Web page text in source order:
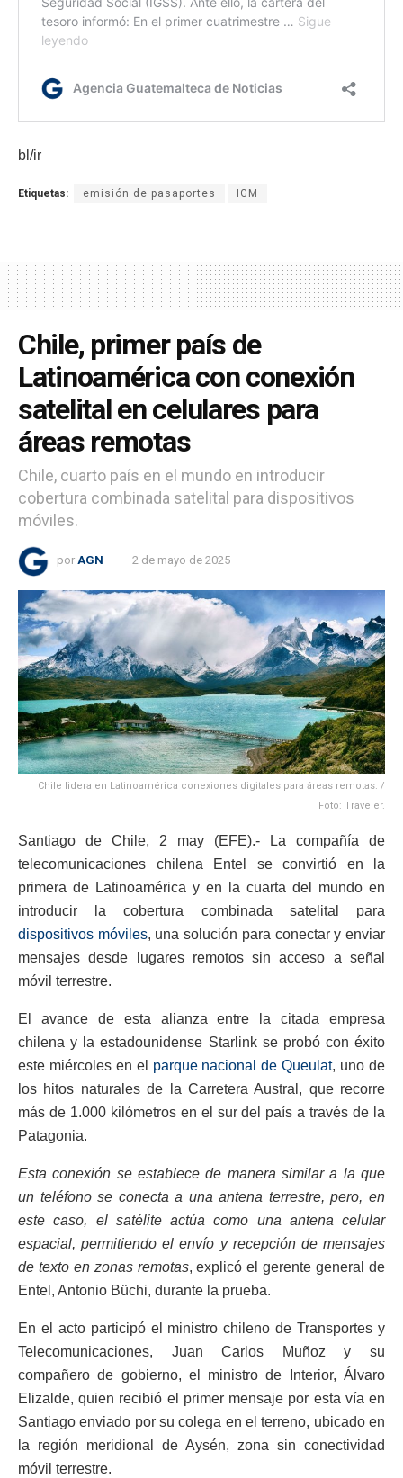
bl/ir
Etiquetas: emisión de pasaportes IGM
Chile, primer país de
Latinoamérica con conexión
satelital en celulares para
áreas remotas
Chile, cuarto país en el mundo en introducir
cobertura combinada satelital para dispositivos
móviles.
por AGN 2 de mayo de 2025
Chile lidera en Latinoamérica conexiones digitales para áreas remotas. /
Foto: Traveler.
Santiago de Chile, 2 may (EFE).- La compañía de
telecomunicaciones chilena Entel se convirtió en la
primera de Latinoamérica y en la cuarta del mundo en
introducir la cobertura combinada satelital para
dispositivos móviles, una solución para conectar y enviar
mensajes desde lugares remotos sin acceso a señal
móvil terrestre.
El avance de esta alianza entre la citada empresa
chilena y la estadounidense Starlink se probó con éxito
este miércoles en el parque nacional de Queulat, uno de
los hitos naturales de la Carretera Austral, que recorre
más de 1.000 kilómetros en el sur del país a través de la
Patagonia.
Esta conexión se establece de manera similar a la que
un teléfono se conecta a una antena terrestre, pero, en
este caso, el satélite actúa como una antena celular
espacial, permitiendo el envío y recepción de mensajes
de texto en zonas remotas, explicó el gerente general de
Entel, Antonio Büchi, durante la prueba.
En el acto participó el ministro chileno de Transportes y
Telecomunicaciones, Juan Carlos Muñoz y su
compañero de gobierno, el ministro de Interior, Álvaro
Elizalde, quien recibió el primer mensaje por esta vía en
Santiago enviado por su colega en el terreno, ubicado en
la región meridional de Aysén, zona sin conectividad
móvil terrestre.